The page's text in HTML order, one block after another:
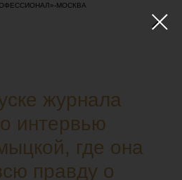
МОСКВА
журнала
интервью
где она
правду о